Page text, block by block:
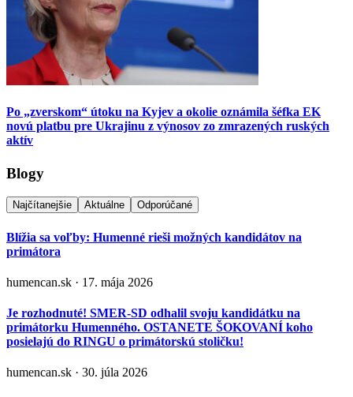
Po „zverskom“ útoku na Kyjev a okolie oznámila šéfka EK
novú platbu pre Ukrajinu z výnosov zo zmrazených ruských
aktív
Blogy
Najčítanejšie Aktuálne Odporúčané
Blížia sa voľby: Humenné rieši možných kandidátov na
primátora
humencan.sk · 17. mája 2026
Je rozhodnuté! SMER-SD odhalil svoju kandidátku na
primátorku Humenného. OSTANETE ŠOKOVANÍ koho
posielajú do RINGU o primátorskú stoličku!
humencan.sk · 30. júla 2026